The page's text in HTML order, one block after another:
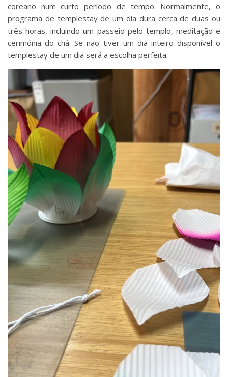
coreano num curto período de tempo. Normalmente, o
programa de templestay de um dia dura cerca de duas ou
três horas, incluindo um passeio pelo templo, meditação e
cerimónia do chá. Se não tiver um dia inteiro disponível o
templestay de um dia será a escolha perfeita.